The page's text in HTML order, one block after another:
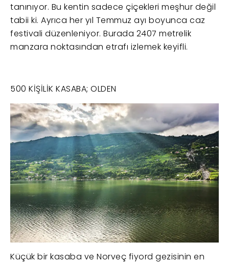
tanınıyor. Bu kentin sadece çiçekleri meşhur değil
tabii ki. Ayrıca her yıl Temmuz ayı boyunca caz
festivali düzenleniyor. Burada 2407 metrelik
manzara noktasından etrafı izlemek keyifli.
500 KİŞİLİK KASABA; OLDEN
Küçük bir kasaba ve Norveç fiyord gezisinin en